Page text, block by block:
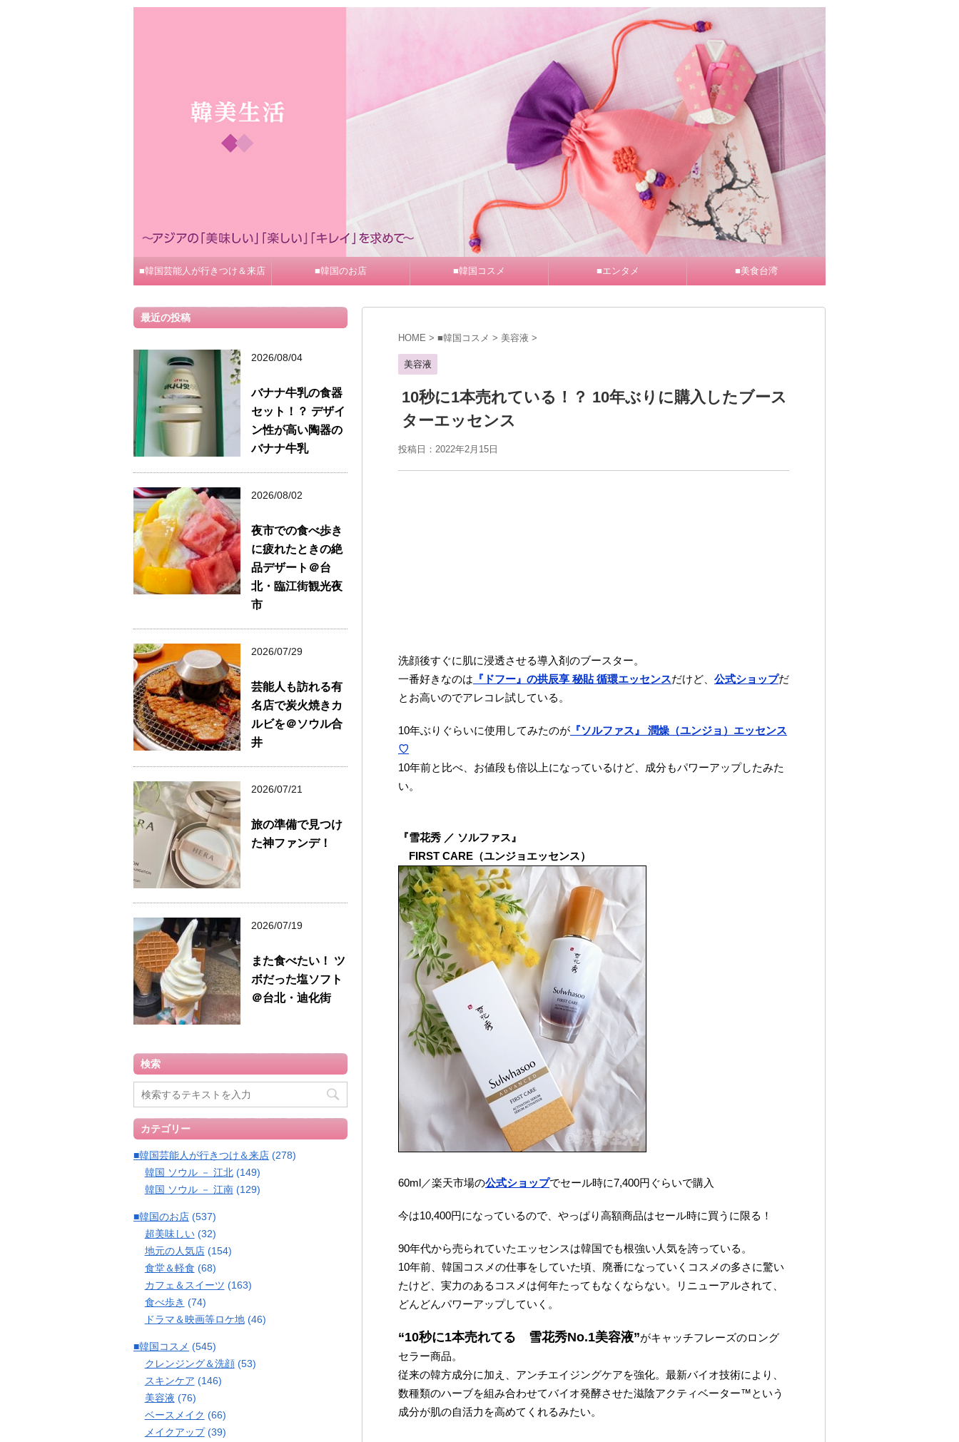
■韓国芸能人が行きつけ＆来店 ■韓国のお店 ■韓国コスメ ■エンタメ ■美食台湾
HOME > ■韓国コスメ > 美容液 >
美容液
10秒に1本売れている！？ 10年ぶりに購入したブース
ターエッセンス
投稿日：2022年2月15日
洗顔後すぐに肌に浸透させる導入剤のブースター。
一番好きなのは 『ドフー』の拱辰享 秘貼 循環エッセンスだけど、 公式ショップだ
とお高いのでアレコレ試している。
10年ぶりぐらいに使用してみたのが 『ソルファス』 潤燥（ユンジョ）エッセンス
♡
10年前と比べ、お値段も倍以上になっているけど、成分もパワーアップしたみた
い。
『雪花秀 ／ ソルファス』
FIRST CARE（ユンジョエッセンス）
60ml／楽天市場の公式ショップでセール時に7,400円ぐらいで購入
今は10,400円になっているので、やっぱり高額商品はセール時に買うに限る！
90年代から売られていたエッセンスは韓国でも根強い人気を誇っている。
10年前、韓国コスメの仕事をしていた頃、廃番になっていくコスメの多さに驚い
たけど、実力のあるコスメは何年たってもなくならない。リニューアルされて、
どんどんパワーアップしていく。
“10秒に1本売れてる 雪花秀No.1美容液”がキャッチフレーズのロング
セラー商品。
従来の韓方成分に加え、アンチエイジングケアを強化。最新バイオ技術により、
数種類のハーブを組み合わせてバイオ発酵させた滋陰アクティベーター™という
成分が肌の自活力を高めてくれるみたい。
最近の投稿
2026/08/04
バナナ牛乳の食器
セット！？ デザイ
ン性が高い陶器の
バナナ牛乳
2026/08/02
夜市での食べ歩き
に疲れたときの絶
品デザート＠台
北・臨江街観光夜
市
2026/07/29
芸能人も訪れる有
名店で炭火焼きカ
ルビを＠ソウル合
井
2026/07/21
旅の準備で見つけ
た神ファンデ！
2026/07/19
また食べたい！ ツ
ボだった塩ソフト
＠台北・迪化街
検索
カテゴリー
■韓国芸能人が行きつけ＆来店 (278)
韓国 ソウル － 江北(149)
韓国 ソウル － 江南(129)
■韓国のお店 (537)
超美味しい(32)
地元の人気店(154)
食堂＆軽食 (68)
カフェ＆スイーツ (163)
食べ歩き (74)
ドラマ＆映画等ロケ地(46)
■韓国コスメ (545)
クレンジング＆洗顔(53)
スキンケア (146)
美容液 (76)
ベースメイク (66)
メイクアップ(39)